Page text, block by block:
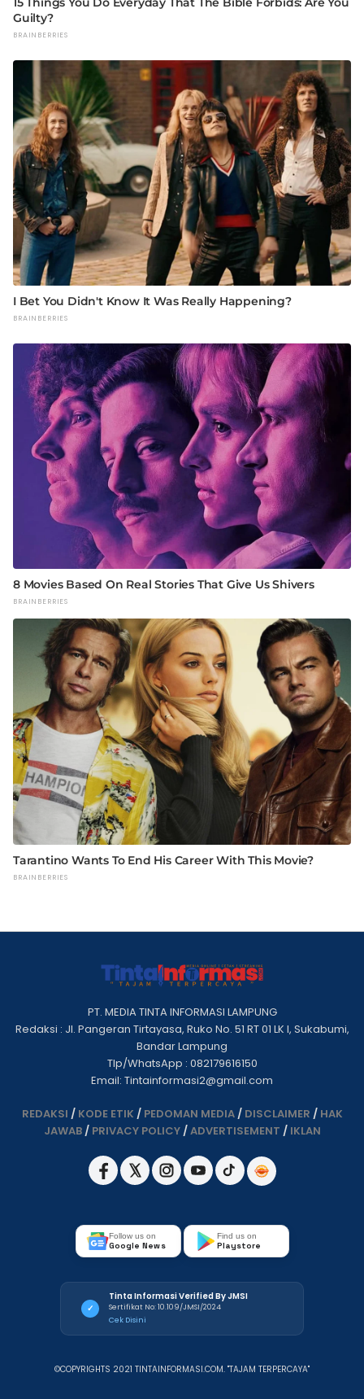
PT. MEDIA TINTA INFORMASI LAMPUNG
Redaksi : Jl. Pangeran Tirtayasa, Ruko No. 51 RT 01 LK I, Sukabumi,
Bandar Lampung
Tlp/WhatsApp : 082179616150
Email: Tintainformasi2@gmail.com
REDAKSI / KODE ETIK / PEDOMAN MEDIA/ DISCLAIMER / HAK
JAWAB/ PRIVACY POLICY/ADVERTISEMENT / IKLAN
Follow us on
Google News
Find us on
Playstore
✓
Tinta Informasi Verified By JMSI
Sertifikat No: 10.109/JMSI/2024
Cek Disini
©COPYRIGHTS 2021 TINTAINFORMASI.COM. "TAJAM TERPERCAYA"